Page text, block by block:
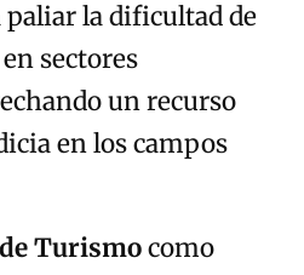
paliar la dificultad de
sectores
un recurso
en los campos
Turismocomo